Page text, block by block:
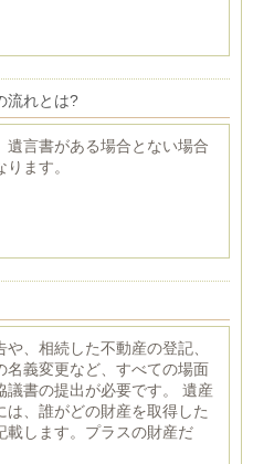
流れとは?
遺言書がある場合とない場合
ます。
や、相続した不動産の登記、
名義変更など、すべての場面
議書の提出が必要です。 遺産
は、誰がどの財産を取得した
載します。プラスの財産だ